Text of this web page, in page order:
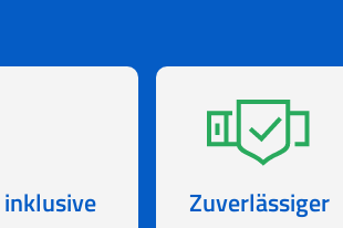
Zuverlässiger